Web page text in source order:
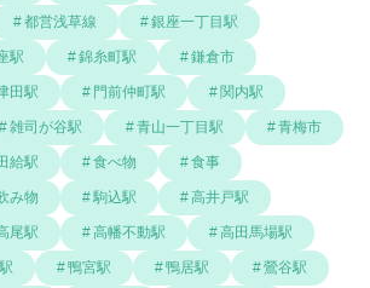
都営浅草線 銀座一丁目駅
駅 錦糸町駅 鎌倉市
田駅 門前仲町駅 関内駅
雑司が谷駅 青山一丁目駅 青梅市
給駅 食べ物 食事
み物 駒込駅 高井戸駅
尾駅 高幡不動駅 高田馬場駅
鴨宮駅 鴨居駅 鶯谷駅